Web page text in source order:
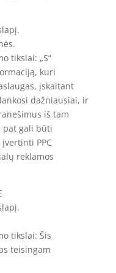
tikslai: „S“
kuri
įskaitant
dažniausiai, ir
iš tam
pat gali būti
PPC
reklamos
tikslai: Šis
teisingam